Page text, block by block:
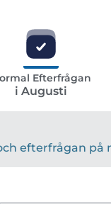
Efterfrågan
i Augusti
efterfrågan på